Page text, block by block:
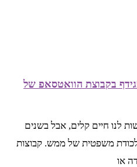
שגידף בקבוצת הוואטסאפ של
לנו חיים קלים, אבל בשנים
משפטית של ממש. קבוצות
או